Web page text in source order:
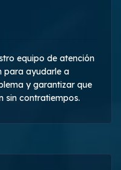
equipo de atención
para ayudarle a
y garantizar que
sin contratiempos.